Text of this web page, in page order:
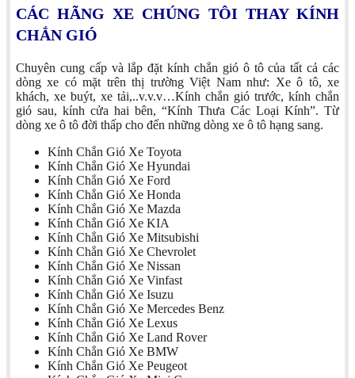
CÁC HÃNG XE CHÚNG TÔI THAY KÍNH
CHẮN GIÓ
Chuyên cung cấp và lắp đặt kính chắn gió ô tô của tất cả các
dòng xe có mặt trên thị trường Việt Nam như: Xe ô tô, xe
khách, xe buýt, xe tải,..v.v.v…Kính chắn gió trước, kính chắn
gió sau, kính cửa hai bên, “Kính Thưa Các Loại Kính”. Từ
dòng xe ô tô đời thấp cho đến những dòng xe ô tô hạng sang.
Kính Chắn Gió Xe Toyota
Kính Chắn Gió Xe Hyundai
Kính Chắn Gió Xe Ford
Kính Chắn Gió Xe Honda
Kính Chắn Gió Xe Mazda
Kính Chắn Gió Xe KIA
Kính Chắn Gió Xe Mitsubishi
Kính Chắn Gió Xe Chevrolet
Kính Chắn Gió Xe Nissan
Kính Chắn Gió Xe Vinfast
Kính Chắn Gió Xe Isuzu
Kính Chắn Gió Xe Mercedes Benz
Kính Chắn Gió Xe Lexus
Kính Chắn Gió Xe Land Rover
Kính Chắn Gió Xe BMW
Kính Chắn Gió Xe Peugeot